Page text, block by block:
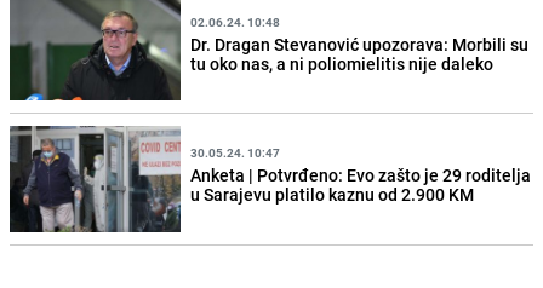
02.06.24. 10:48
Dr. Dragan Stevanović upozorava: Morbili su
tu oko nas, a ni poliomielitis nije daleko
30.05.24. 10:47
Anketa | Potvrđeno: Evo zašto je 29 roditelja
u Sarajevu platilo kaznu od 2.900 KM